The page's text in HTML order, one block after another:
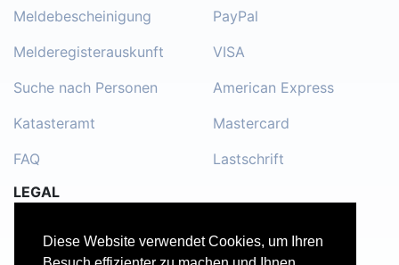
Diese Website verwendet Cookies, um Ihren
Meldebescheinigung
Melderegisterauskunft
Suche nach Personen
Katasteramt
FAQ
PayPal
VISA
American Express
Mastercard
Lastschrift
LEGAL
Kontakt